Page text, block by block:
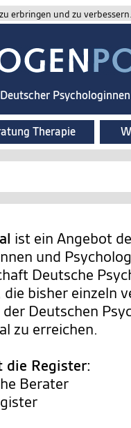
erbringen und zu
Therapie
ist ein Angebot
und
Deutsche
die bisher einzeln
Deutschen
zu erreichen.
die Register:
Berater